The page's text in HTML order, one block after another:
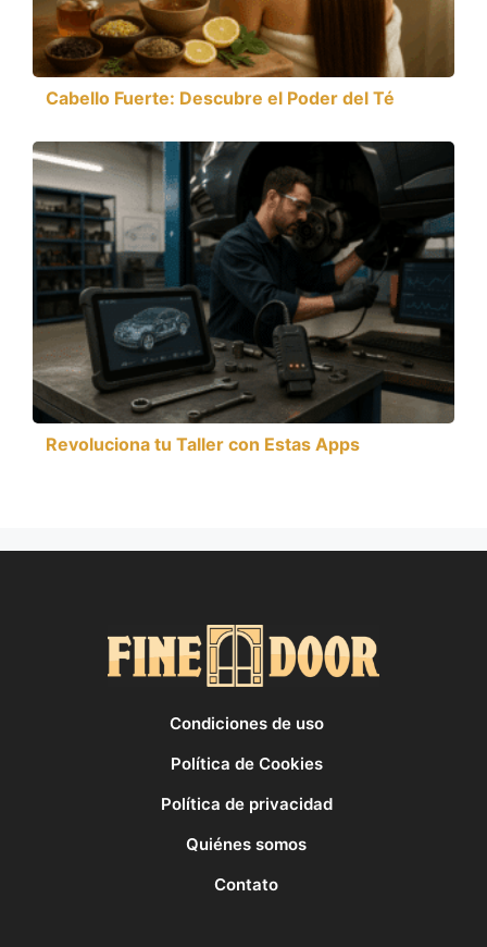
Cabello Fuerte: Descubre el Poder del Té
Revoluciona tu Taller con Estas Apps
Condiciones de uso
Política de Cookies
Política de privacidad
Quiénes somos
Contato